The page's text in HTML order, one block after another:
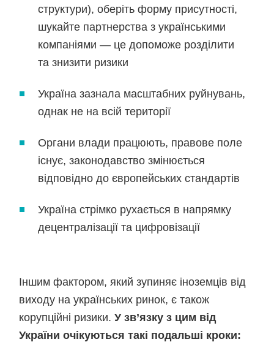
структури), оберіть форму присутності,
шукайте партнерства з українськими
компаніями — це допоможе розділити
та знизити ризики
Україна зазнала масштабних руйнувань,
однак не на всій території
Органи влади працюють, правове поле
існує, законодавство змінюється
відповідно до європейських стандартів
Україна стрімко рухається в напрямку
децентралізації та цифровізації
Іншим фактором, який зупиняє іноземців від
виходу на українських ринок, є також
корупційні ризики.У зв’язку з цим від
України очікуються такі подальші кроки: